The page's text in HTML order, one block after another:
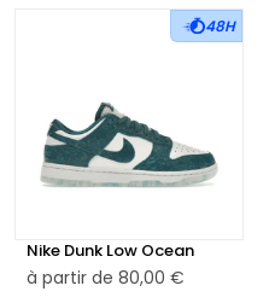
48H
Nike Dunk Low Ocean
à partir de 80,00 €